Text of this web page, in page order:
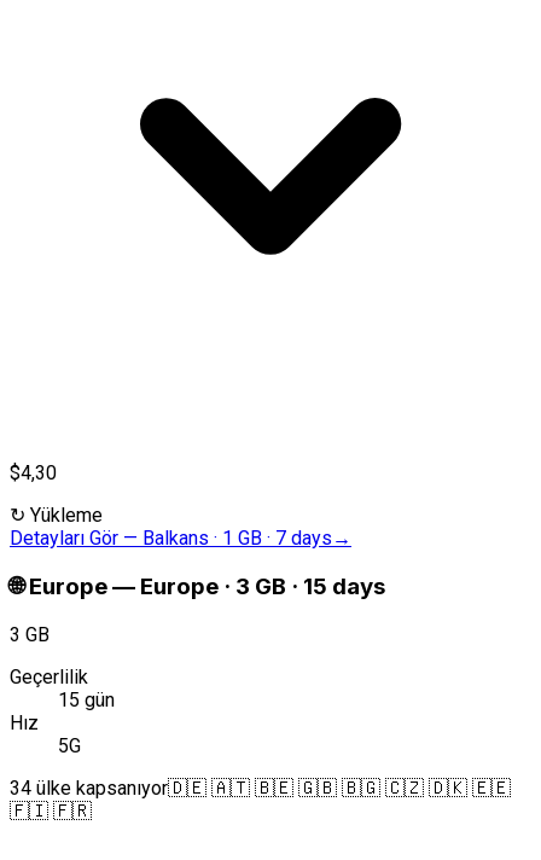
$4,30
↻ Yükleme
Detayları Gör — Balkans · 1 GB · 7 days →
🌐 Europe— Europe · 3 GB · 15 days
3 GB
Geçerlilik
15 gün
Hız
5G
34 ülke kapsanıyor🇩🇪 🇦🇹 🇧🇪 🇬🇧 🇧🇬 🇨🇿 🇩🇰 🇪🇪
🇫🇮 🇫🇷